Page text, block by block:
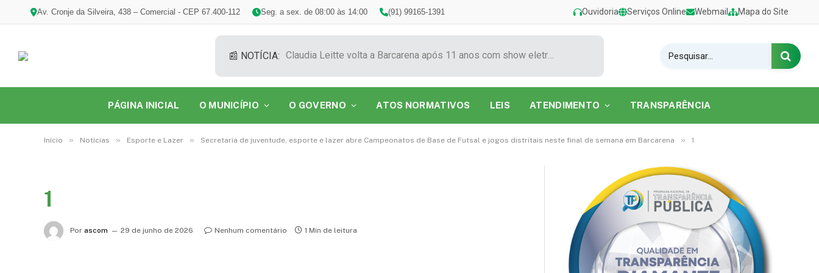
Av. Cronje da Silveira, 438 – Comercial - CEP 67.400-112 Seg. a sex. de 08:00 às 14:00 (91) 99165-1391 Ouvidoria Serviços Online Webmail Mapa do Site
📰 NOTÍCIA: Claudia Leitte volta a Barcarena após 11 anos com show eletrizante na Praia do Caripi
PÁGINA INICIAL O MUNICÍPIO O GOVERNO ATOS NORMATIVOS LEIS ATENDIMENTO TRANSPARÊNCIA
Início » Notícias » Esporte e Lazer » Secretaria de juventude, esporte e lazer abre Campeonatos de Base de Futsal e jogos distritais neste final de semana em Barcarena » 1
1
Por ascom 29 de junho de 2026 Nenhum comentário 1 Min de leitura